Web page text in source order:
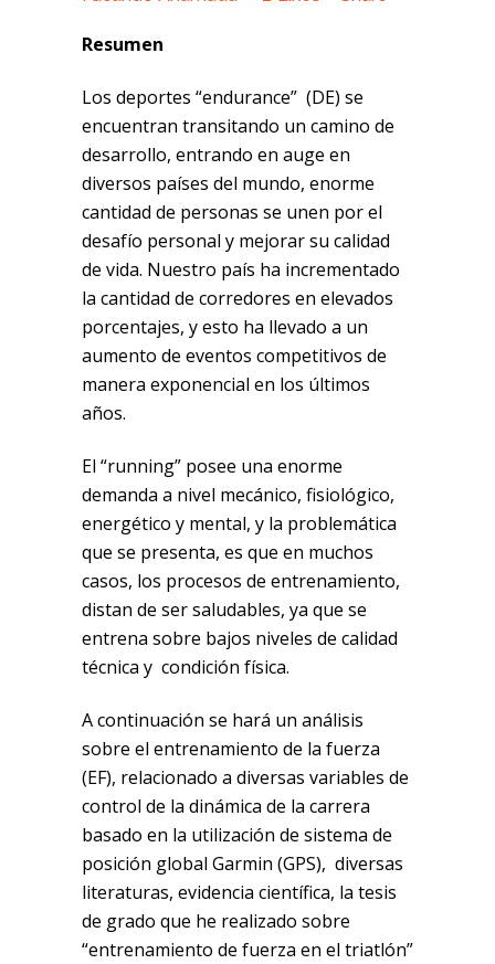
Resumen
Los deportes “endurance” (DE) se
encuentran transitando un camino de
desarrollo, entrando en auge en
diversos países del mundo, enorme
cantidad de personas se unen por el
desafío personal y mejorar su calidad
de vida. Nuestro país ha incrementado
la cantidad de corredores en elevados
porcentajes, y esto ha llevado a un
aumento de eventos competitivos de
manera exponencial en los últimos
años.
El “running” posee una enorme
demanda a nivel mecánico, fisiológico,
energético y mental, y la problemática
que se presenta, es que en muchos
casos, los procesos de entrenamiento,
distan de ser saludables, ya que se
entrena sobre bajos niveles de calidad
técnica y condición física.
A continuación se hará un análisis
sobre el entrenamiento de la fuerza
(EF), relacionado a diversas variables de
control de la dinámica de la carrera
basado en la utilización de sistema de
posición global Garmin (GPS), diversas
literaturas, evidencia científica, la tesis
de grado que he realizado sobre
“entrenamiento de fuerza en el triatlón”